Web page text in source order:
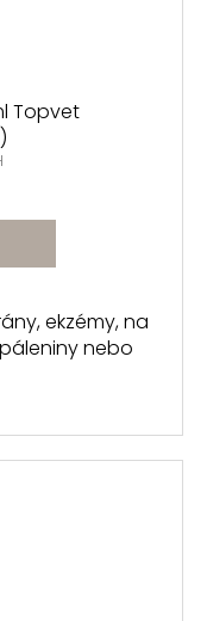
Topvet
ekzémy, na
nebo